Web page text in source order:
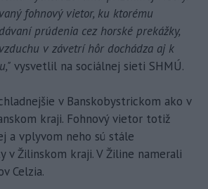
fohnový vietor, ku ktorému
prúdenia cez horské prekážky,
v závetrí hôr dochádza aj k
vysvetlil na sociálnej sieti SHMÚ.
v Banskobystrickom ako v
kraji. Fohnový vietor totiž
a vplyvom neho sú stále
v Žilinskom kraji. V Žiline namerali
Celzia.